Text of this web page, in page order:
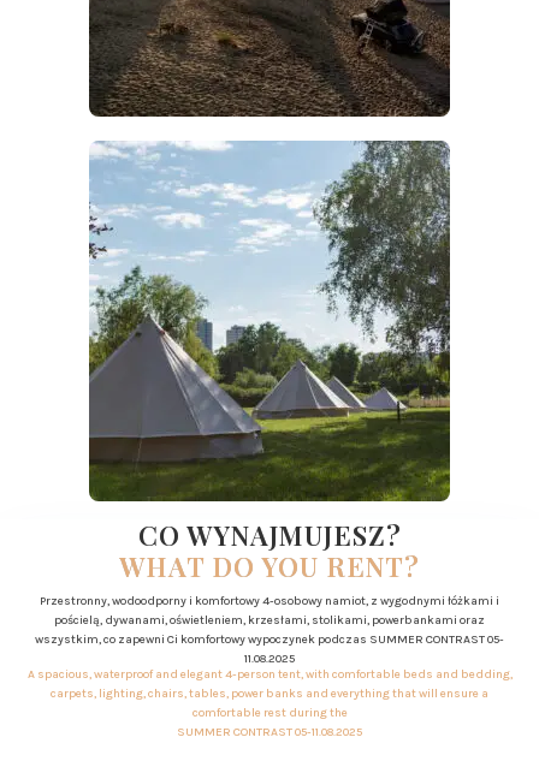
CO WYNAJMUJESZ?
WHAT DO YOU RENT?
Przestronny, wodoodporny i komfortowy 4-osobowy namiot, z wygodnymi łóżkami i
pościelą, dywanami, oświetleniem, krzesłami, stolikami, powerbankami oraz
wszystkim, co zapewni Ci komfortowy wypoczynek podczas SUMMER CONTRAST 05-
11.08.2025
A spacious, waterproof and elegant 4-person tent, with comfortable beds and bedding,
carpets, lighting, chairs, tables, power banks and everything that will ensure a
comfortable rest during the
SUMMER CONTRAST 05-11.08.2025